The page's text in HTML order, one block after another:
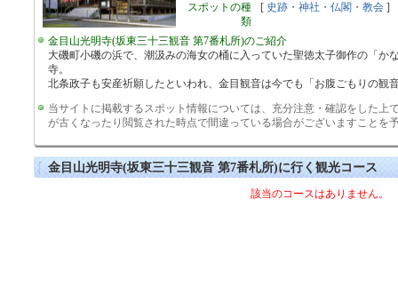
スポットの種
類
[ 史跡・神社・仏閣・教会]
金目山光明寺(坂東三十三観音 第7番札所)のご紹介
大磯町小磯の浜で、潮汲みの海女の桶に入っていた聖徳太子御作の「か
寺。
北条政子も安産祈願したといわれ、金目観音は今でも「お腹ごもりの観
当サイトに掲載するスポット情報については、充分注意・確認をした上
が古くなったり閲覧された時点で間違っている場合がございますことを
金目山光明寺(坂東三十三観音 第7番札所)に行く観光コース
該当のコースはありません。